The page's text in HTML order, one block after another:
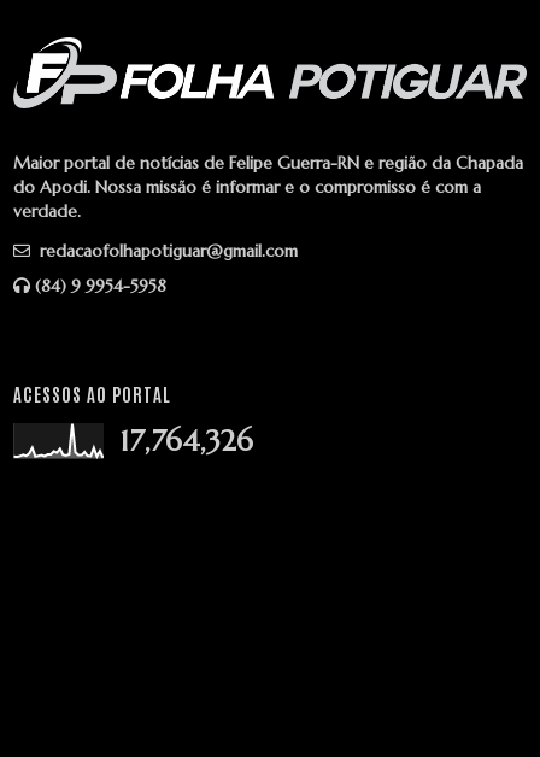
Maior portal de notícias de Felipe Guerra-RN e região da Chapada
do Apodi. Nossa missão é informar e o compromisso é com a
verdade.
redacaofolhapotiguar@gmail.com
(84) 9 9954-5958
ACESSOS AO PORTAL
17,764,326